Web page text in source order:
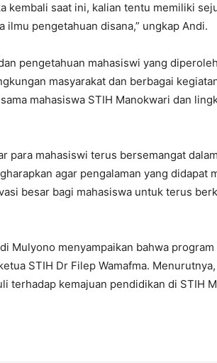
kembali saat ini, kalian tentu memiliki
ilmu pengetahuan disana,” ungkap Andi.
pengetahuan mahasiswi yang
masyarakat dan berbagai
mahasiswa STIH Manokwari dan
para mahasiswi terus bersemangat
agar pengalaman yang didapat
besar bagi mahasiswa untuk terus
Mulyono menyampaikan bahwa
STIH Dr Filep Wamafma.
terhadap kemajuan pendidikan di STIH